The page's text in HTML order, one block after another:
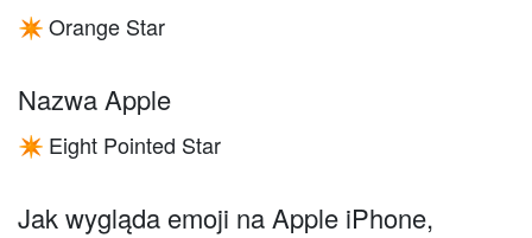
✴️ Orange Star
Nazwa Apple
✴️ Eight Pointed Star
Jak wygląda emoji na Apple iPhone,